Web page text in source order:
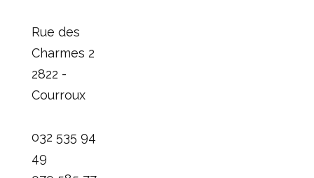
Rue des
Charmes 2
2822 -
Courroux
032 535 94
49